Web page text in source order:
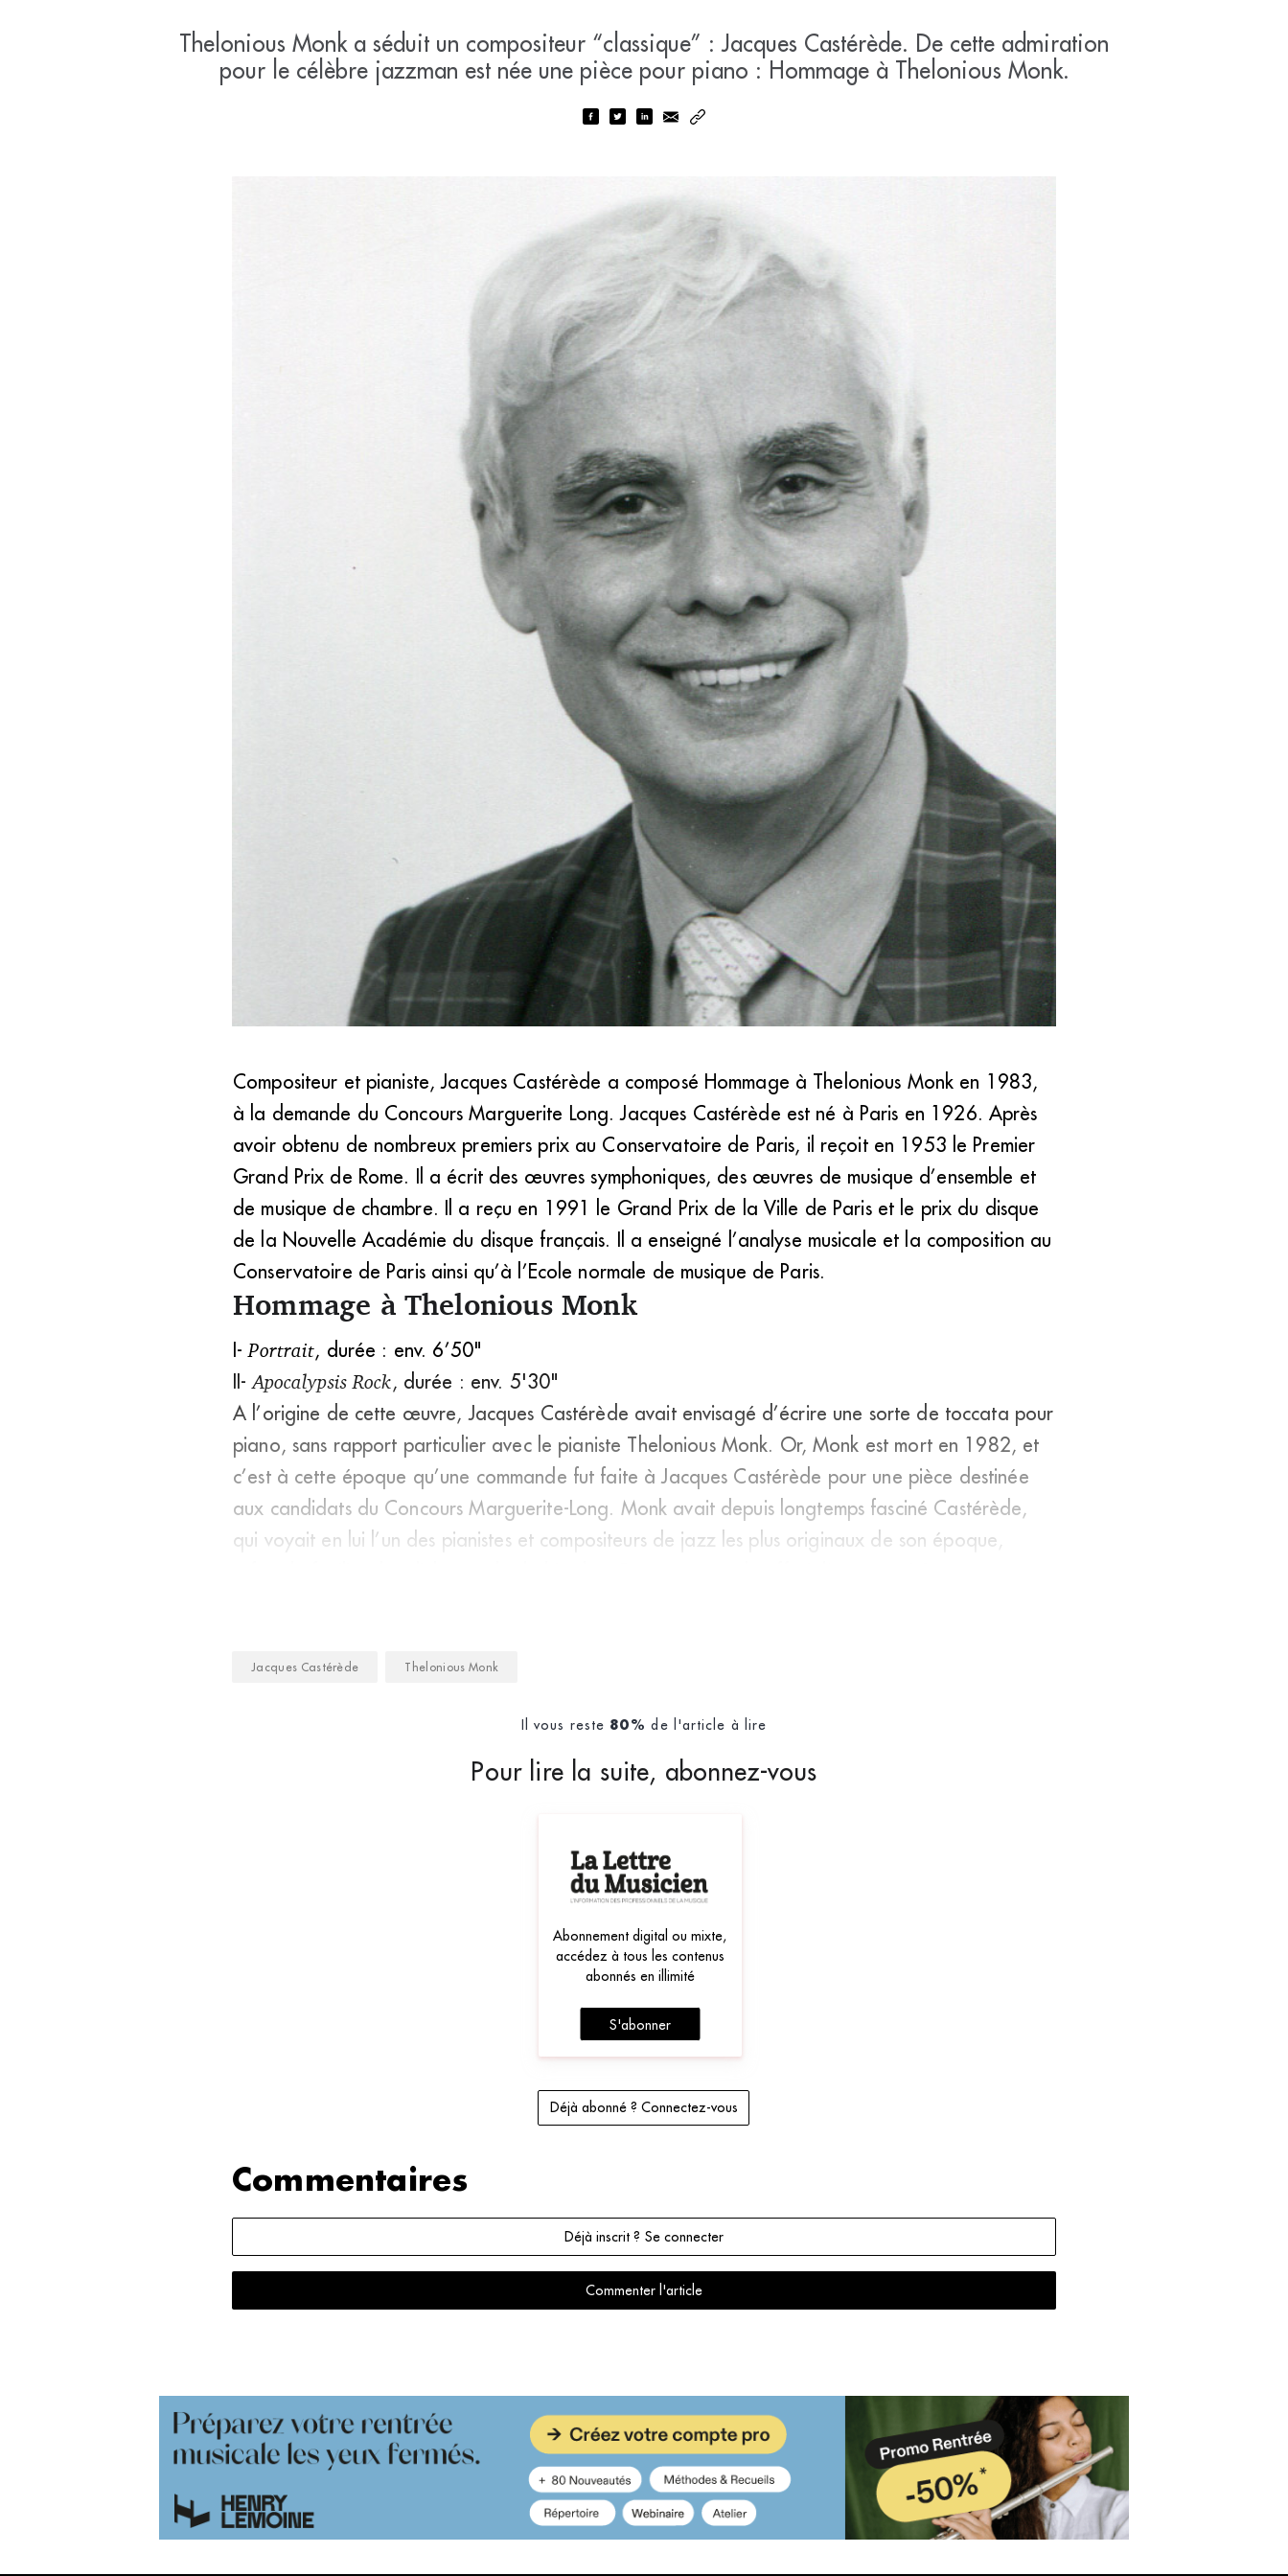
Thelonious Monk a séduit un compositeur “classique” : Jacques Castérède. De cette admiration
pour le célèbre jazzman est née une pièce pour piano : Hommage à Thelonious Monk.
Jacques Castérède (DR)
Compositeur et pianiste, Jacques Castérède a composé Hommage à Thelonious Monk en 1983,
à la demande du Concours Marguerite Long. Jacques Castérède est né à Paris en 1926. Après
avoir obtenu de nombreux premiers prix au Conservatoire de Paris, il reçoit en 1953 le Premier
Grand Prix de Rome. Il a écrit des œuvres symphoniques, des œuvres de musique d’ensemble et
de musique de chambre. Il a reçu en 1991 le Grand Prix de la Ville de Paris et le prix du disque
de la Nouvelle Académie du disque français. Il a enseigné l’analyse musicale et la composition au
Conservatoire de Paris ainsi qu’à l’Ecole normale de musique de Paris.
Hommage à Thelonious Monk
I-Portrait, durée : env. 6’50"
II-Apocalypsis Rock, durée : env. 5'30"
A l’origine de cette œuvre, Jacques Castérède avait envisagé d’écrire une sorte de toccata pour
piano, sans rapport particulier avec le pianiste Thelonious Monk. Or, Monk est mort en 1982, et
c’est à cette époque qu’une commande fut faite à Jacques Castérède pour une pièce destinée
aux candidats du Concours Marguerite-Long. Monk avait depuis longtemps fasciné Castérède,
qui voyait en lui l’un des pianistes et compositeurs de jazz les plus originaux de son époque,
Jacques Castérède Thelonious Monk
Il vous reste 80% de l'article à lire
Pour lire la suite, abonnez-vous
Abonnement digital ou mixte,
accédez à tous les contenus
abonnés en illimité
S'abonner
Déjà abonné ? Connectez-vous
Commentaires
Déjà inscrit ? Se connecter
Commenter l'article